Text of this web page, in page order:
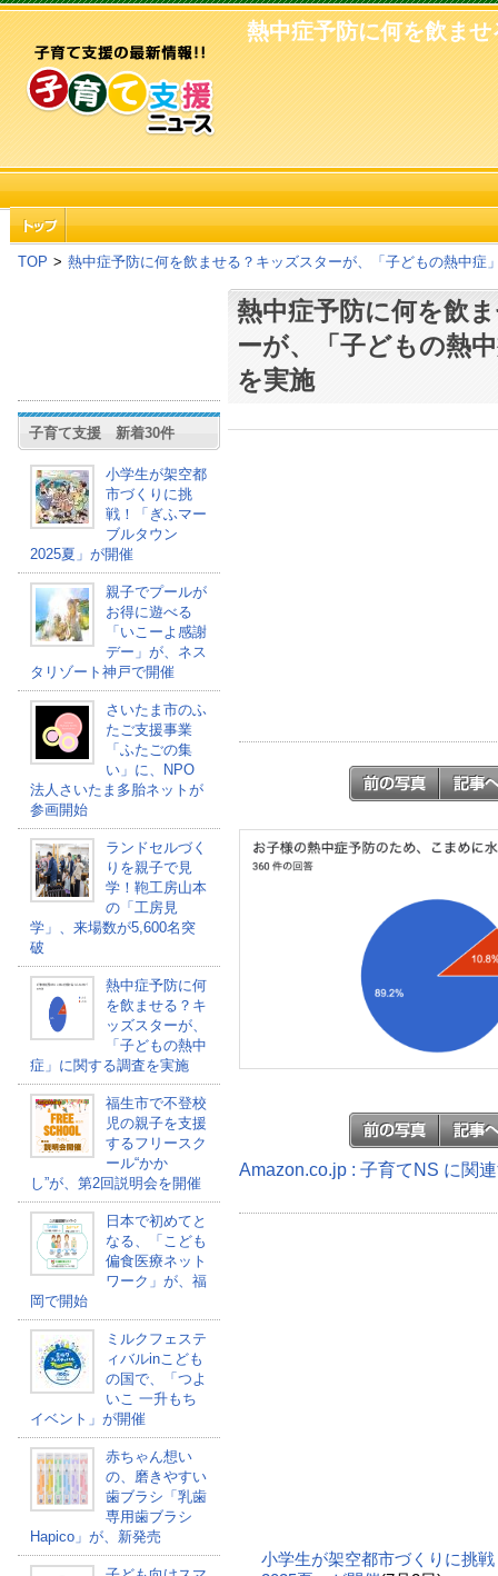
熱中症予防に何を飲ま
TOP > 熱中症予防に何を飲ませる？キッズスターが、「子どもの熱中症
子育て支援 新着30件
小学生が架空都
市づくりに挑
戦！「ぎふマー
ブルタウン
2025夏」が開催
親子でプールが
お得に遊べる
「いこーよ感謝
デー」が、ネス
タリゾート神戸で開催
さいたま市のふ
たご支援事業
「ふたごの集
い」に、NPO
法人さいたま多胎ネットが
参画開始
ランドセルづく
りを親子で見
学！鞄工房山本
の「工房見
学」、来場数が5,600名突
破
熱中症予防に何
を飲ませる？キ
ッズスターが、
「子どもの熱中
症」に関する調査を実施
福生市で不登校
児の親子を支援
するフリースク
ール“かか
し”が、第2回説明会を開催
日本で初めてと
なる、「こども
偏食医療ネット
ワーク」が、福
岡で開始
ミルクフェステ
ィバルinこども
の国で、「つよ
いこ 一升もち
イベント」が開催
赤ちゃん想い
の、磨きやすい
歯ブラシ「乳歯
専用歯ブラシ
Hapico」が、新発売
熱中症予防に何を飲
ーが、「子どもの熱
を実施
Amazon.co.jp : 子育てNS に関
小学生が架空都市づくりに挑